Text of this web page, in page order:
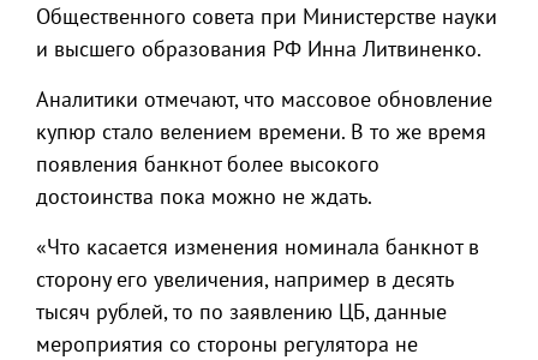
Общественного совета при Министерстве науки
и высшего образования РФ Инна Литвиненко.
Аналитики отмечают, что массовое обновление
купюр стало велением времени. В то же время
появления банкнот более высокого
достоинства пока можно не ждать.
«Что касается изменения номинала банкнот в
сторону его увеличения, например в десять
тысяч рублей, то по заявлению ЦБ, данные
мероприятия со стороны регулятора не